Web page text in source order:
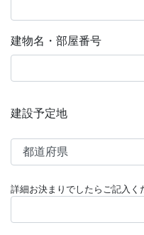
建物名・部屋番号
建設予定地
詳細お決まりでしたらご記入く